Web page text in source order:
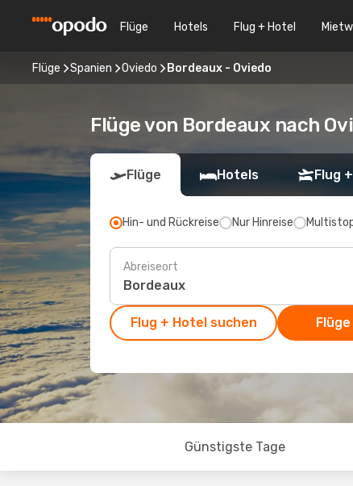
Flüge Hotels Flug + Hotel
Flüge Spanien Oviedo Bordeaux - Oviedo
Flüge von Bordeaux nach
Flüge Hotels Flug
Hin- und Rückreise Nur Hinreise
Abreiseort
Flug + Hotel suchen
Günstigste Tage